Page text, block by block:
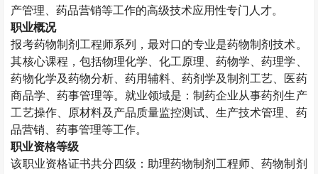
产管理、药品营销等工作的高级技术应用性专门人才。
职业概况
报考药物制剂工程师系列，最对口的专业是药物制剂技术。
其核心课程，包括物理化学、化工原理、药物学、药理学、
药物化学及药物分析、药用辅料、药剂学及制剂工艺、医药
商品学、药事管理等。就业领域是：制药企业从事药剂生产
工艺操作、原材料及产品质量监控测试、生产技术管理、药
品营销、药事管理等工作。
职业资格等级
该职业资格证书共分四级：助理药物制剂工程师、药物制剂